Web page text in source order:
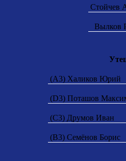
Стойчев
Вылков
(A3) Халиков Юрий
(D3) Поташов
(C3) Друмов Иван
(B3) Семёнов Борис